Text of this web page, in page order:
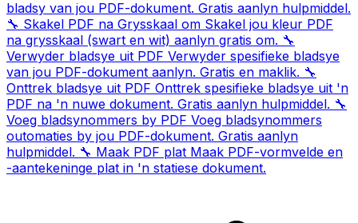
bladsy van jou PDF-dokument. Gratis aanlyn hulpmiddel.
🔧 Skakel PDF na Grysskaal om Skakel jou kleur PDF
na grysskaal (swart en wit) aanlyn gratis om. 🔧
Verwyder bladsye uit PDF Verwyder spesifieke bladsye
van jou PDF-dokument aanlyn. Gratis en maklik. 🔧
Onttrek bladsye uit PDF Onttrek spesifieke bladsye uit 'n
PDF na 'n nuwe dokument. Gratis aanlyn hulpmiddel. 🔧
Voeg bladsynommers by PDF Voeg bladsynommers
outomaties by jou PDF-dokument. Gratis aanlyn
hulpmiddel. 🔧 Maak PDF plat Maak PDF-vormvelde en
-aantekeninge plat in 'n statiese dokument.